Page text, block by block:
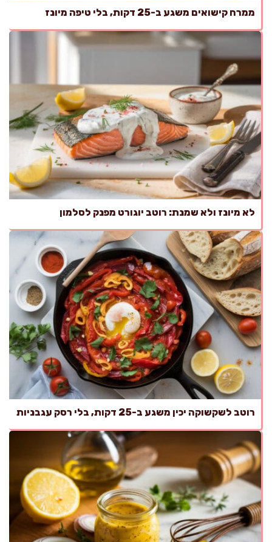
ממרח קישואים משגע ב-25 דקות, בלי טיפה מיונז
לא מיונז ולא שמנת: רוטב יוגורט מפנק לסלמון
רוטב לשקשוקה יכין משגע ב-25 דקות, בלי רסק עגבניות